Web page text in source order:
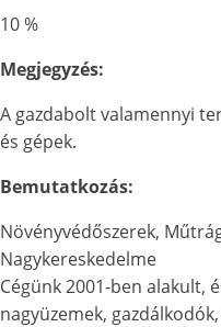
10 %
Megjegyzés:
A gazdabolt valamennyi
és gépek.
Bemutatkozás:
Növényvédőszerek,
Nagykereskedelme
Cégünk 2001-ben alakult,
nagyüzemek,